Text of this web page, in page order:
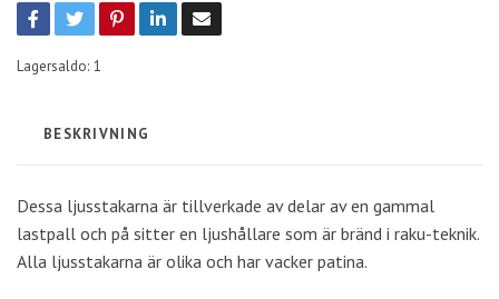
Lagersaldo: 1
BESKRIVNING
Dessa ljusstakarna är tillverkade av delar av en gammal
lastpall och på sitter en ljushållare som är bränd i raku-teknik.
Alla ljusstakarna är olika och har vacker patina.